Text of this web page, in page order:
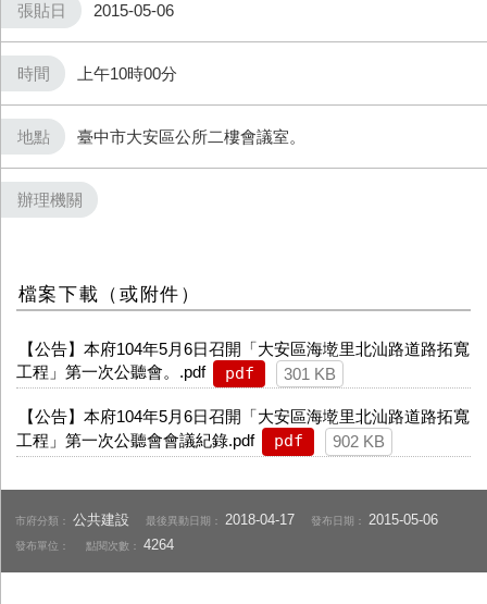
張貼日 2015-05-06
時間 上午10時00分
地點 臺中市大安區公所二樓會議室。
辦理機關
檔案下載（或附件）
【公告】本府104年5月6日召開「大安區海墘里北汕路道路拓寬
工程」第一次公聽會。.pdf
pdf 301 KB
【公告】本府104年5月6日召開「大安區海墘里北汕路道路拓寬
工程」第一次公聽會會議紀錄.pdf
pdf 902 KB
市府分類：公共建設 最後異動日期： 2018-04-17 發布日期： 2015-05-06
發布單位： 點閱次數：4264